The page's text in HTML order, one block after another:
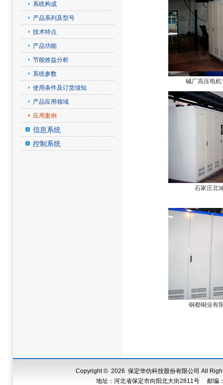
系统构成
产品系列及型号
技术特点
产品功能
节能效益分析
系统参数
使用条件及订货须知
产品应用领域
应用案例
信息系统
控制系统
碱厂高压电
石家庄北
铜都铜业有
Copyright©2026 保定华仿科技股份有限公司 All
地址：河北省保定市向阳北大街2811号 邮